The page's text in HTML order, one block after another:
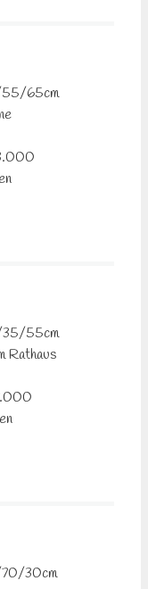
55/65cm
35/55cm
Rathaus
30cm